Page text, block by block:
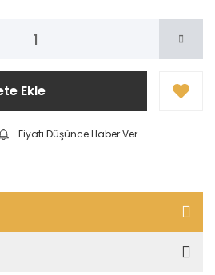
Ekle
Fiyatı Düşünce Haber Ver